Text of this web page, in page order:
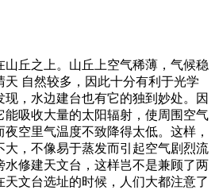
山丘之上。山丘上空气稀薄，气候稳
天 自然较多，因此十分有利于光学
，水边建台也有它的独到妙处。因
能吸收大量的太阳辐射，使周围空气
空里气温度不致降得太低。这样，
大，不像易于蒸发而引起空气剧烈流
水修建天文台，这样岂不是兼顾了两
文台选址的时候，人们大都注意了